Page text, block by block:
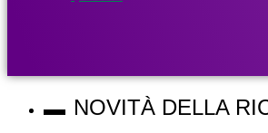
NOVITÀ DELLA